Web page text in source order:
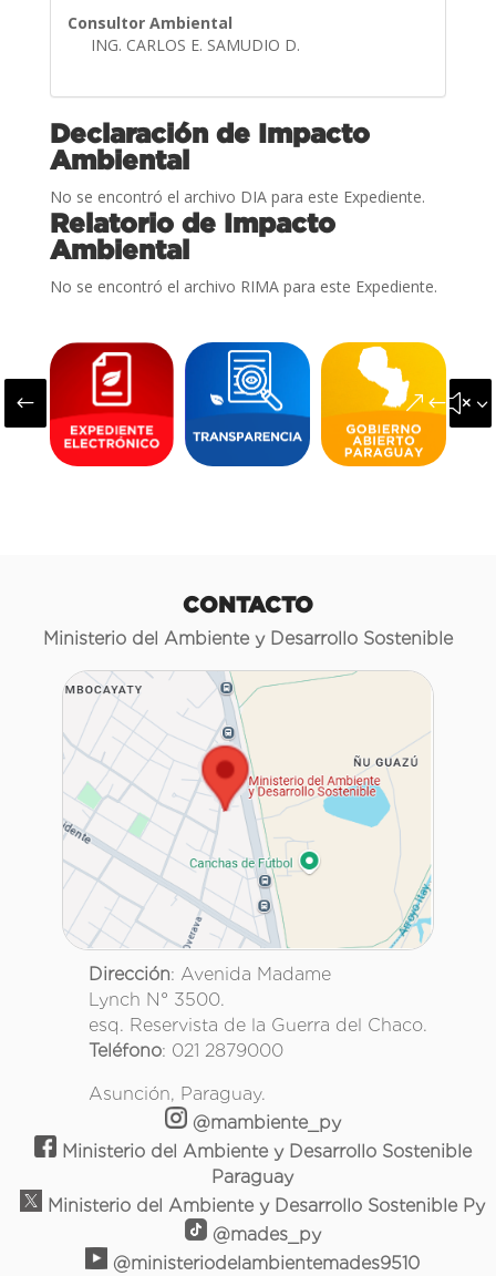
Consultor Ambiental
ING. CARLOS E. SAMUDIO D.
Declaración de Impacto
Ambiental
No se encontró el archivo DIA para este Expediente.
Relatorio de Impacto
Ambiental
No se encontró el archivo RIMA para este Expediente.
#
CONTACTO
Ministerio del Ambiente y Desarrollo Sostenible
Dirección: Avenida Madame
Lynch N° 3500.
esq. Reservista de la Guerra del Chaco.
Teléfono: 021 2879000
Asunción, Paraguay.
@mambiente_py
Ministerio del Ambiente y Desarrollo Sostenible
Paraguay
Ministerio del Ambiente y Desarrollo Sostenible Py
@mades_py
@ministeriodelambientemades9510